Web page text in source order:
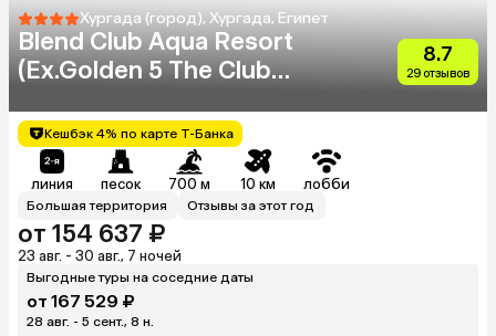
Хургада (город), Хургада, Египет
Blend Club Aqua Resort
(Ex.Golden 5 The Club
8.7
29 отзывов
Кешбэк 4% по карте Т-Банка
линия песок 700 м 10 км лобби
Большая территория Отзывы за этот год
от 154 637 ₽
23 авг. - 30 авг., 7 ночей
Выгодные туры на соседние даты
от 167 529 ₽
28 авг. - 5 сент., 8 н.